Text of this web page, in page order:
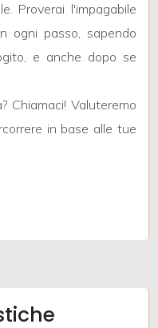
Proverai l'impagabile
ogni passo, sapendo
e anche dopo se
Chiamaci! Valuteremo
in base alle tue